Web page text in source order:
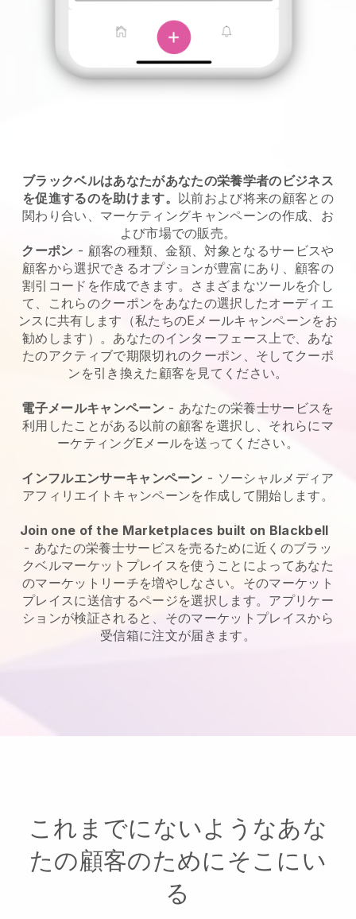
ブラックベルはあなたがあなたの栄養学者のビジネス
を促進するのを助けます。 以前および将来の顧客との
関わり合い、マーケティングキャンペーンの作成、お
よび市場での販売。
クーポン - 顧客の種類、金額、対象となるサービスや
顧客から選択できるオプションが豊富にあり、顧客の
割引コードを作成できます。さまざまなツールを介し
て、これらのクーポンをあなたの選択したオーディエ
ンスに共有します（私たちのEメールキャンペーンをお
勧めします）。あなたのインターフェース上で、あな
たのアクティブで期限切れのクーポン、そしてクーポ
ンを引き換えた顧客を見てください。
電子メールキャンペーン- あなたの栄養士サービスを
利用したことがある以前の顧客を選択し、それらにマ
ーケティングEメールを送ってください。
インフルエンサーキャンペーン - ソーシャルメディア
アフィリエイトキャンペーンを作成して開始します。
Join one of the Marketplaces built on Blackbell
- あなたの栄養士サービスを売るために近くのブラッ
クベルマーケットプレイスを使うことによってあなた
のマーケットリーチを増やしなさい。 そのマーケット
プレイスに送信するページを選択します。アプリケー
ションが検証されると、そのマーケットプレイスから
受信箱に注文が届きます。
これまでにないようなあな
たの顧客のためにそこにい
る